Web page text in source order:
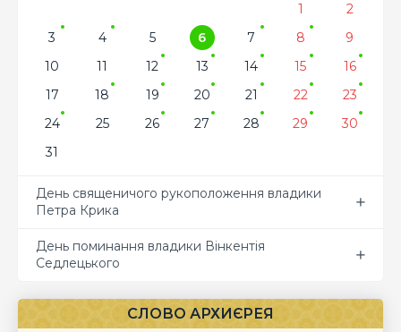
1
2
3
4 5 6 7 8
9
10
11 12 13 14 15
16
17
18 19 20 21 22
23
24
25 26 27 28 29
30
31
День священичого рукоположення владики
Петра Крика
День поминання владики Вінкентія
Седлецького
СЛОВО АРХИЄРЕЯ